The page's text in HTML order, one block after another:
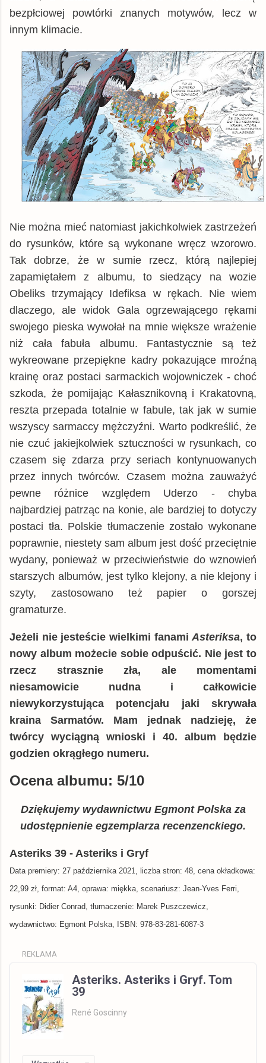
bezpłciowej powtórki znanych motywów, lecz w
innym klimacie.
Nie można mieć natomiast jakichkolwiek zastrzeżeń
do rysunków, które są wykonane wręcz wzorowo.
Tak dobrze, że w sumie rzecz, którą najlepiej
zapamiętałem z albumu, to siedzący na wozie
Obeliks trzymający Idefiksa w rękach. Nie wiem
dlaczego, ale widok Gala ogrzewającego rękami
swojego pieska wywołał na mnie większe wrażenie
niż cała fabuła albumu. Fantastycznie są też
wykreowane przepiękne kadry pokazujące mroźną
krainę oraz postaci sarmackich wojowniczek - choć
szkoda, że pomijając Kałasznikovną i Krakatovną,
reszta przepada totalnie w fabule, tak jak w sumie
wszyscy sarmaccy mężczyźni. Warto podkreślić, że
nie czuć jakiejkolwiek sztuczności w rysunkach, co
czasem się zdarza przy seriach kontynuowanych
przez innych twórców. Czasem można zauważyć
pewne różnice względem Uderzo - chyba
najbardziej patrząc na konie, ale bardziej to dotyczy
postaci tła. Polskie tłumaczenie zostało wykonane
poprawnie, niestety sam album jest dość przeciętnie
wydany, ponieważ w przeciwieństwie do wznowień
starszych albumów, jest tylko klejony, a nie klejony i
szyty, zastosowano też papier o gorszej
gramaturze.
Jeżeli nie jesteście wielkimi fanamiAsteriksa, to
nowy album możecie sobie odpuścić. Nie jest to
rzecz strasznie zła, ale momentami
niesamowicie nudna i całkowicie
niewykorzystująca potencjału jaki skrywała
kraina Sarmatów. Mam jednak nadzieję, że
twórcy wyciągną wnioski i 40. album będzie
godzien okrągłego numeru.
Ocena albumu: 5/10
Dziękujemy wydawnictwu Egmont Polska za
udostępnienie egzemplarza recenzenckiego.
Asteriks 39 - Asteriks i Gryf
Data premiery: 27 października 2021, liczba stron: 48, cena okładkowa:
22,99 zł, format: A4, oprawa: miękka, scenariusz: Jean-Yves Ferri,
rysunki: Didier Conrad, tłumaczenie: Marek Puszczewicz,
wydawnictwo: Egmont Polska, ISBN: 978-83-281-6087-3
REKLAMA
Asteriks. Asteriks i Gryf. Tom
39
René Goscinny